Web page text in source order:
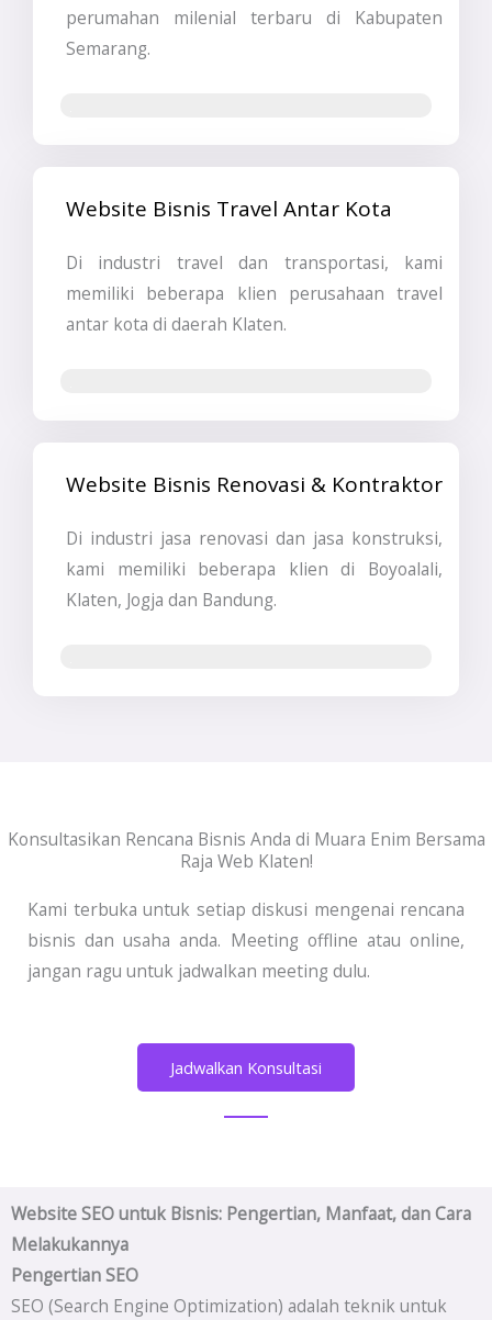
perumahan milenial terbaru di Kabupaten
Semarang.
Website Bisnis Travel Antar Kota
Di industri travel dan transportasi, kami
memiliki beberapa klien perusahaan travel
antar kota di daerah Klaten.
Website Bisnis Renovasi & Kontraktor
Di industri jasa renovasi dan jasa konstruksi,
kami memiliki beberapa klien di Boyoalali,
Klaten, Jogja dan Bandung.
Konsultasikan Rencana Bisnis Anda di Muara Enim Bersama
Raja Web Klaten!
Kami terbuka untuk setiap diskusi mengenai rencana
bisnis dan usaha anda. Meeting offline atau online,
jangan ragu untuk jadwalkan meeting dulu.
Jadwalkan Konsultasi
Website SEO untuk Bisnis: Pengertian, Manfaat, dan Cara
Melakukannya
Pengertian SEO
SEO (Search Engine Optimization) adalah teknik untuk